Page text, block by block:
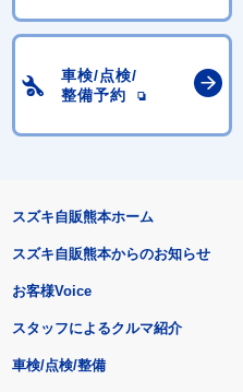
車検/点検/
整備予約
スズキ自販熊本ホーム
スズキ自販熊本からのお知らせ
お客様Voice
スタッフによるクルマ紹介
車検/点検/整備